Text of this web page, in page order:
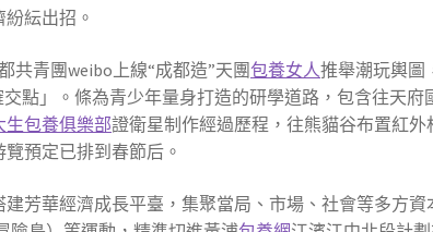
紜出招。
共青團weibo上線“成都造”天團包養女人推舉潮玩輿圖
點」。條為青少年量身打造的研學道路，包含往天
生包養俱樂部證衛星制作經過歷程，往熊貓谷布置紅
預定已排到春節后。
芳華經濟成長平臺，集聚當局、市場、社會等多方